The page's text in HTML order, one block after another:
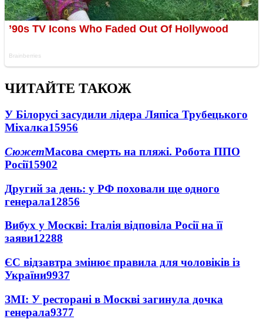
ЧИТАЙТЕ ТАКОЖ
У Білорусі засудили лідера Ляпіса Трубецького
Міхалка15956
СюжетМасова смерть на пляжі. Робота ППО
Росії15902
Другий за день: у РФ поховали ще одного
генерала12856
Вибух у Москві: Італія відповіла Росії на її
заяви12288
ЄС відзавтра змінює правила для чоловіків із
України9937
ЗМІ: У ресторані в Москві загинула дочка
генерала9377